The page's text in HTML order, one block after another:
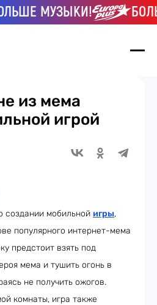
МУЗЫКИ!
из мема
игрой
мобильной игры,
популярного интернет-мема
предстоит взять под
мема и тушить огонь в
не получить ожогов.
комнаты, игра также